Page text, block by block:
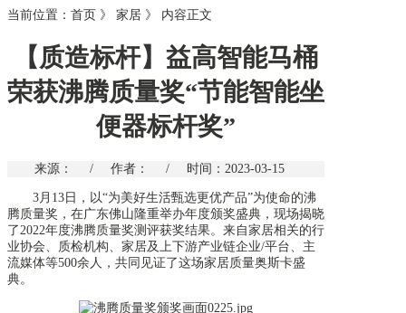
当前位置： 首页 》 家居 》 内容正文
【质造标杆】益高智能马桶
荣获沸腾质量奖“节能智能坐
便器标杆奖”
来源： / 作者： / 时间：2023-03-15
3月13日，以“为美好生活甄选更优产品”为使命的沸
腾质量奖，在广东佛山隆重举办年度颁奖盛典，现场揭晓
了2022年度沸腾质量奖测评获奖结果。来自家居相关的行
业协会、质检机构、家居及上下游产业链企业/平台、主
流媒体等500余人，共同见证了这场家居质量奥斯卡盛
典。